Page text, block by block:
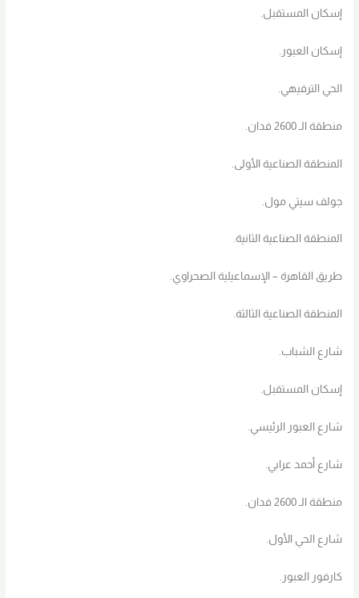
إسكان المستقبل.
إسكان العبور.
الحي الترفيهي.
منطقة الـ 2600 فدان.
المنطقة الصناعية الأولى.
جولف سيتي مول.
المنطقة الصناعية الثانية.
طريق القاهرة – الإسماعيلية الصحراوي.
المنطقة الصناعية الثالثة.
شارع الشباب.
إسكان المستقبل.
شارع العبور الرئيسي.
شارع أحمد عرابي.
منطقة الـ 2600 فدان.
شارع الحي الأول.
كارفور العبور.